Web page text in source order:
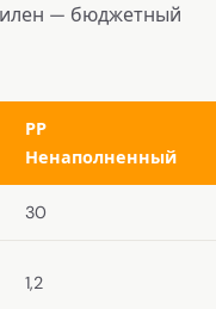
— бюджетный
PP
Ненаполненный
30
1,2